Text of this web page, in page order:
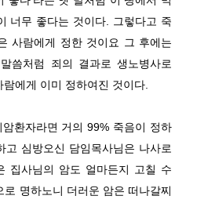
너무 좋다는 것이다. 그렇다고 죽
사람에게 정한 것이요 그 후에는
씀처럼 죄의 결과로 생노병사로
에게 이미 정하여진 것이다.
환자라면 거의 99% 죽음이 정하
고 심방오신 담임목사님은 나사로
집사님의 암도 얼마든지 고칠 수
로 명하노니 더러운 암은 떠나갈찌